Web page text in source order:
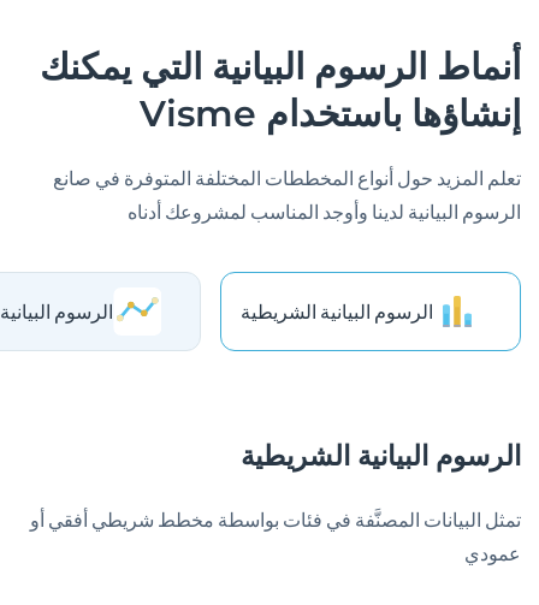
أنماط الرسوم البيانية التي يمكنك
إنشاؤها باستخدام Visme
تعلم المزيد حول أنواع المخططات المختلفة المتوفرة في صانع
الرسوم البيانية لدينا وأوجد المناسب لمشروعك أدناه
الرسوم البيانية الشريطية الرسوم
الرسوم البيانية الشريطية
تمثل البيانات المصنَّفة في فئات بواسطة مخطط شريطي أفقي أو
عمودي